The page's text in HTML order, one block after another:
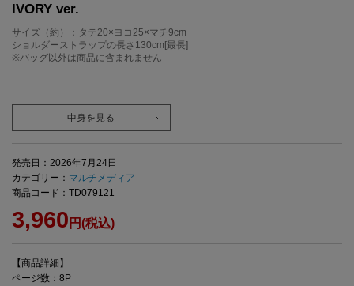
IVORY ver.
サイズ（約）：タテ20×ヨコ25×マチ9cm
ショルダーストラップの長さ130cm[最長]
※バッグ以外は商品に含まれません
中身を見る
発売日：2026年7月24日
カテゴリー： マルチメディア
商品コード：TD079121
3,960 円(税込)
【商品詳細】
ページ数：8P